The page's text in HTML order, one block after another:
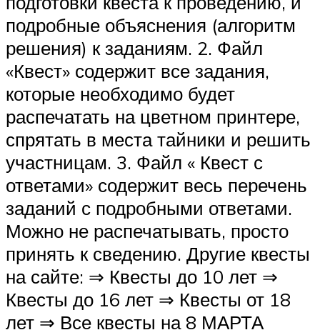
подробные объяснения (алгоритм
решения) к заданиям. 2. Файл
«Квест» содержит все задания,
которые необходимо будет
распечатать на цветном принтере,
спрятать в места тайники и решить
участницам. 3. Файл « Квест с
ответами» содержит весь перечень
заданий с подробными ответами.
Можно не распечатывать, просто
принять к сведению. Другие квесты
на сайте: ⇒ Квесты до 10 лет ⇒
Квесты до 16 лет ⇒ Квесты от 18
лет ⇒ Все квесты на 8 МАРТА